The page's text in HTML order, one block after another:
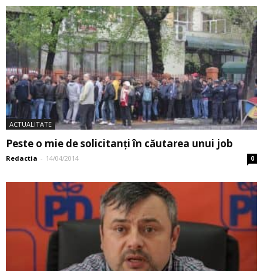
ACTUALITATE
Peste o mie de solicitanți în căutarea unui job
Redactia - 14/04/2014 0